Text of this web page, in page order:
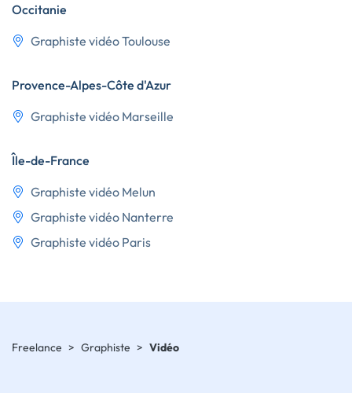
Occitanie
Graphiste vidéo Toulouse
Provence-Alpes-Côte d'Azur
Graphiste vidéo Marseille
Île-de-France
Graphiste vidéo Melun
Graphiste vidéo Nanterre
Graphiste vidéo Paris
Freelance > Graphiste > Vidéo